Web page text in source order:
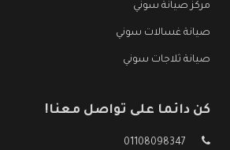
مركز صيانة سوني
صيانة غسالات سوني
صيانة ثلاجات سوني
كن دائما على تواصل معنا!
01108098347